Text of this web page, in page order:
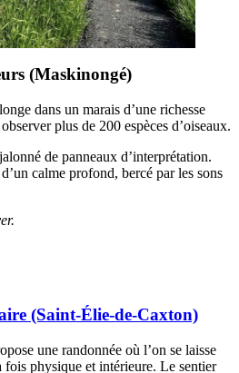
(Maskinongé)
dans un marais d’une richesse
plus de 200 espèces d’oiseaux.
de panneaux d’interprétation.
calme profond, bercé par les sons
(Saint-Élie-de-Caxton)
une randonnée où l’on se laisse
fois physique et intérieure. Le sentier